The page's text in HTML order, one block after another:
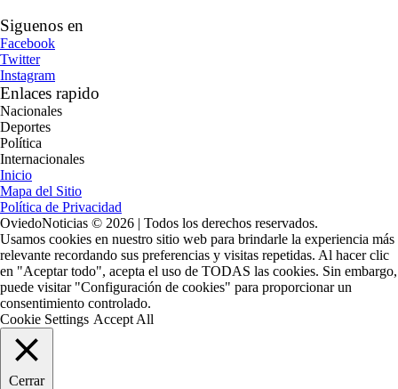
Siguenos en
Facebook
Twitter
Instagram
Enlaces rapido
Nacionales
Deportes
Política
Internacionales
Inicio
Mapa del Sitio
Política de Privacidad
OviedoNoticias © 2026 | Todos los derechos reservados.
Usamos cookies en nuestro sitio web para brindarle la experiencia más
relevante recordando sus preferencias y visitas repetidas. Al hacer clic
en "Aceptar todo", acepta el uso de TODAS las cookies. Sin embargo,
puede visitar "Configuración de cookies" para proporcionar un
consentimiento controlado.
Cookie Settings Accept All
Cerrar